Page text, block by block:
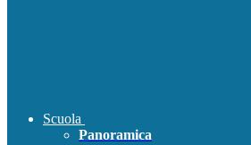
Scuola
Panoramica